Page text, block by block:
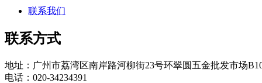
联系我们
联系方式
地址：广州市荔湾区南岸路河柳街23号环翠圆五金批发市场
电话：020-34234391